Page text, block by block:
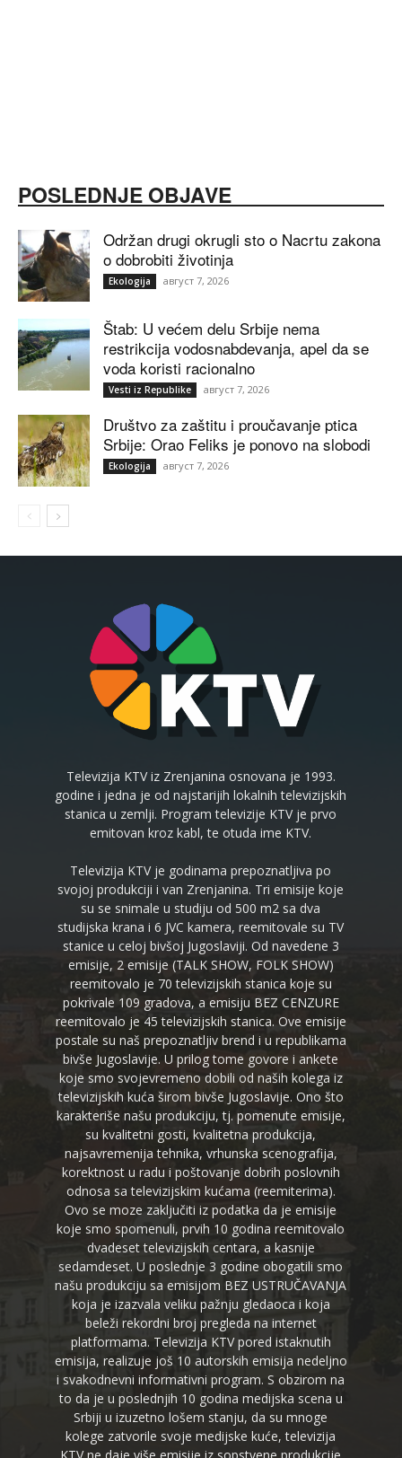
POSLEDNJE OBJAVE
Održan drugi okrugli sto o Nacrtu zakona
o dobrobiti životinja
Ekologija август 7, 2026
Štab: U većem delu Srbije nema
restrikcija vodosnabdevanja, apel da se
voda koristi racionalno
Vesti iz Republike август 7, 2026
Društvo za zaštitu i proučavanje ptica
Srbije: Orao Feliks je ponovo na slobodi
Ekologija август 7, 2026
Televizija KTV iz Zrenjanina osnovana je 1993.
godine i jedna je od najstarijih lokalnih televizijskih
stanica u zemlji. Program televizije KTV je prvo
emitovan kroz kabl, te otuda ime KTV.
Televizija KTV je godinama prepoznatljiva po
svojoj produkciji i van Zrenjanina. Tri emisije koje
su se snimale u studiju od 500 m2 sa dva
studijska krana i 6 JVC kamera, reemitovale su TV
stanice u celoj bivšoj Jugoslaviji. Od navedene 3
emisije, 2 emisije (TALK SHOW, FOLK SHOW)
reemitovalo je 70 televizijskih stanica koje su
pokrivale 109 gradova, a emisiju BEZ CENZURE
reemitovalo je 45 televizijskih stanica. Ove emisije
postale su naš prepoznatljiv brend i u republikama
bivše Jugoslavije. U prilog tome govore i ankete
koje smo svojevremeno dobili od naših kolega iz
televizijskih kuća širom bivše Jugoslavije. Ono što
karakteriše našu produkciju, tj. pomenute emisije,
su kvalitetni gosti, kvalitetna produkcija,
najsavremenija tehnika, vrhunska scenografija,
korektnost u radu i poštovanje dobrih poslovnih
odnosa sa televizijskim kućama (reemiterima).
Ovo se moze zaključiti iz podatka da je emisije
koje smo spomenuli, prvih 10 godina reemitovalo
dvadeset televizijskih centara, a kasnije
sedamdeset. U poslednje 3 godine obogatili smo
našu produkciju sa emisijom BEZ USTRUČAVANJA
koja je izazvala veliku pažnju gledaoca i koja
beleži rekordni broj pregleda na internet
platformama. Televizija KTV pored istaknutih
emisija, realizuje još 10 autorskih emisija nedeljno
i svakodnevni informativni program. S obzirom na
to da je u poslednjih 10 godina medijska scena u
Srbiji u izuzetno lošem stanju, da su mnoge
kolege zatvorile svoje medijske kuće, televizija